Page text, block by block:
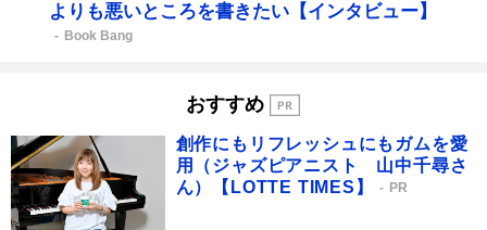
よりも悪いところを書きたい【インタビュー】
Book Bang
おすすめ
創作にもリフレッシュにもガムを愛
用（ジャズピアニスト 山中千尋さ
ん）【LOTTE TIMES】
PR